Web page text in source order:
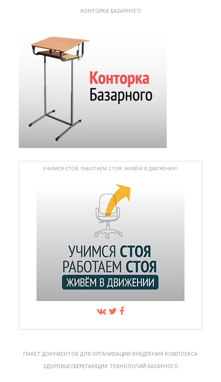
КОНТОРКА БАЗАРНОГО
УЧИМСЯ СТОЯ. РАБОТАЕМ СТОЯ. ЖИВЁМ В ДВИЖЕНИИ.
ПАКЕТ ДОКУМЕНТОВ ДЛЯ ОРГАНИЗАЦИИ ВНЕДРЕНИЯ КОМПЛЕКСА
ЗДОРОВЬЕСБЕРЕГАЮЩИХ ТЕХНОЛОГИЙ БАЗАРНОГО